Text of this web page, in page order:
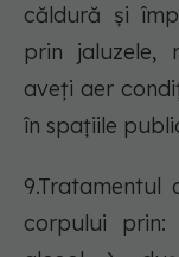
căldură și
prin jaluzele,
aveți aer
în spațiile
9.Tratamentul
corpului